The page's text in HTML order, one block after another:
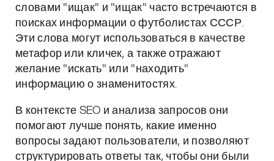
словами "ищак" и "ищак" часто встречаются в
поисках информации о футболистах СССР.
Эти слова могут использоваться в качестве
метафор или кличек, а также отражают
желание "искать" или "находить"
информацию о знаменитостях.
В контексте SEO и анализа запросов они
помогают лучше понять, какие именно
вопросы задают пользователи, и позволяют
структурировать ответы так, чтобы они были